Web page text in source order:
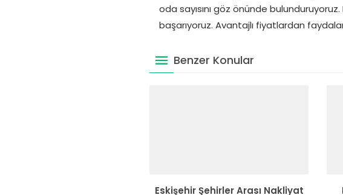
oda sayısını göz önünde
başarıyoruz. Avantajlı fiyatlardan
Benzer Konular
Eskişehir Şehirler Arası Nakliyat